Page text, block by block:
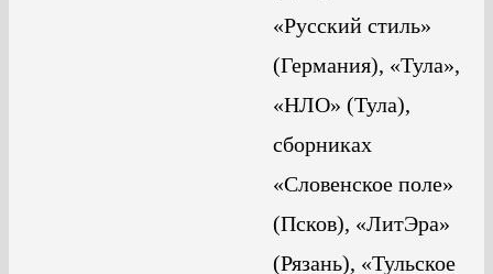
«Русский стиль»
(Германия), «Тула»,
«НЛО» (Тула),
сборниках
«Словенское поле»
(Псков), «ЛитЭра»
(Рязань), «Тульское